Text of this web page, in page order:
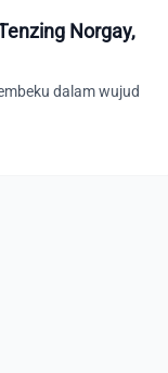
Norgay,
dalam wujud